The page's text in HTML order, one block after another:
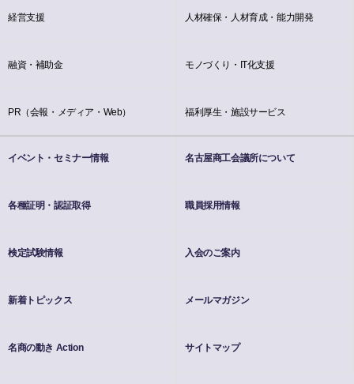
経営支援
融資・補助金
PR（会報・メディア・Web）
人材確保・人材育成・能力開発
モノづくり・IT化支援
福利厚生・施設サービス
イベント・セミナー情報
各種証明・認証取得
検定試験情報
新着トピックス
名商の動き Action
名古屋商工会議所について
職員採用情報
入会のご案内
メールマガジン
サイトマップ